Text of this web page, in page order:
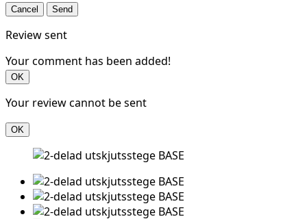
Cancel Send
Review sent
Your comment has been added!
OK
Your review cannot be sent
OK